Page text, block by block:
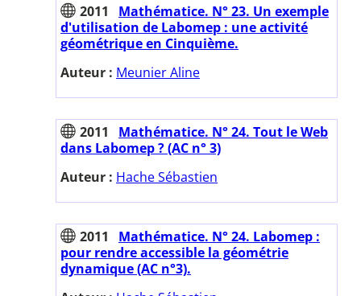
2011
Mathématice. N° 23. Un exemple
d'utilisation de Labomep : une activité
géométrique en Cinquième.
Auteur : Meunier Aline
2011
Mathématice. N° 24. Tout le Web
dans Labomep ? (AC n° 3)
Auteur : Hache Sébastien
2011
Mathématice. N° 24. Labomep :
pour rendre accessible la géométrie
dynamique (AC n°3).